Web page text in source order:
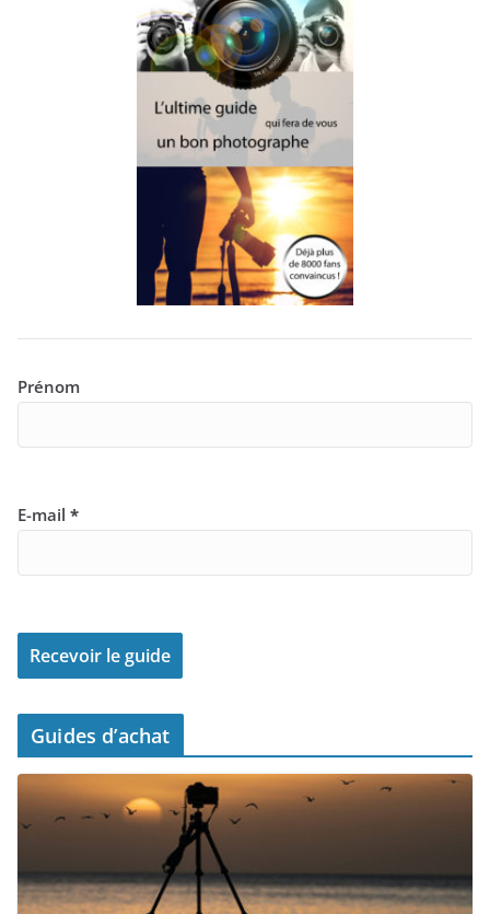
Prénom
E-mail *
Guides d’achat